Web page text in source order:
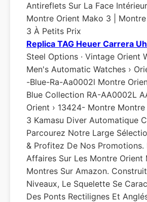
Antireflets Sur La Face
Montre Orient Mako 3 |
3 À Petits Prix
Replica TAG Heuer Carrera
Steel Options · Vintage Orient
Men's Automatic Watches ›
-blue-Ra-Aa0002l Montre
Blue Collection RA-AA0002L
Orient › 13424- Montre
3 Kamasu Diver Automatique
Parcourez Notre Large
& Profitez De Nos Promotions.
Affaires Sur Les Montre Orient
Montres Sur Amazon.
Niveaux, Le Squelette Se
Des Ponts Rectilignes Et